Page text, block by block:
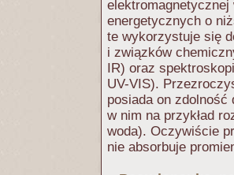
energetycznych o
te wykorzystuje się
i związków
IR) oraz
UV-VIS).
posiada on
w nim na przykład
woda). Oczywiście
nie absorbuje